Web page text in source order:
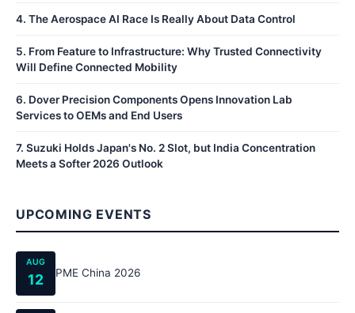
4. The Aerospace AI Race Is Really About Data Control
5. From Feature to Infrastructure: Why Trusted Connectivity
Will Define Connected Mobility
6. Dover Precision Components Opens Innovation Lab
Services to OEMs and End Users
7. Suzuki Holds Japan's No. 2 Slot, but India Concentration
Meets a Softer 2026 Outlook
UPCOMING EVENTS
AUG
12 PME China 2026